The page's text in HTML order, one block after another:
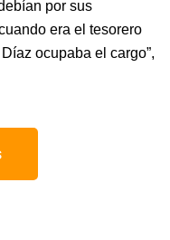
por sus
era el tesorero
ocupaba el cargo”,